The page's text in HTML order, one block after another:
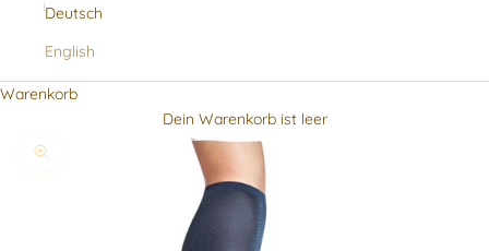
Deutsch
English
Warenkorb
Dein Warenkorb ist leer
Bild vergrößern